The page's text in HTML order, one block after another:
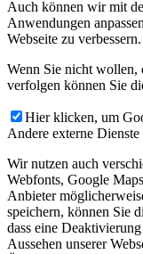
Auch können wir mit
Anwendungen
Webseite zu verbessern.
Wenn Sie nicht wollen,
verfolgen können Sie
Hier klicken, um
Andere externe Dienste
Wir nutzen auch
Webfonts, Google
Anbieter
speichern, können Sie
dass eine
Aussehen unserer